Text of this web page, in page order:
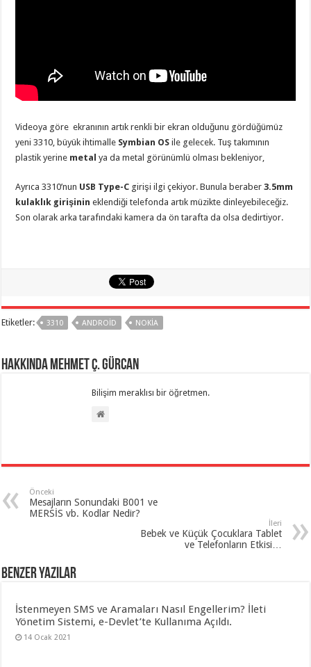
Videoya göre ekranının artık renkli bir ekran olduğunu gördüğümüz
yeni 3310, büyük ihtimalle Symbian OS ile gelecek. Tuş takımının
plastik yerine metal ya da metal görünümlü olması bekleniyor,
Ayrıca 3310’nun USB Type-C girişi ilgi çekiyor. Bunula beraber3.5mm
kulaklık girişinineklendiği telefonda artık müzikte dinleyebileceğiz.
Son olarak arka tarafındaki kamera da ön tarafta da olsa dedirtiyor.
Etiketler: 3310 ANDROID NOKIA
Hakkında Mehmet Ç. Gürcan
Bilişim meraklısı bir öğretmen.
Önceki
Mesajların Sonundaki B001 ve
MERSİS vb. Kodlar Nedir?
İleri
Bebek ve Küçük Çocuklara Tablet
ve Telefonların Etkisi…
Benzer Yazılar
İstenmeyen SMS ve Aramaları Nasıl Engellerim? İleti
Yönetim Sistemi, e-Devlet’te Kullanıma Açıldı.
14 Ocak 2021